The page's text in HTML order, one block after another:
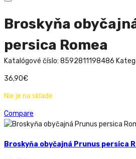
Broskyňa
persica Romea
Katalógové číslo: 8592811198486
36,90€
Nie je na sklade
Compare
Broskyňa obyčajná Prunus persica